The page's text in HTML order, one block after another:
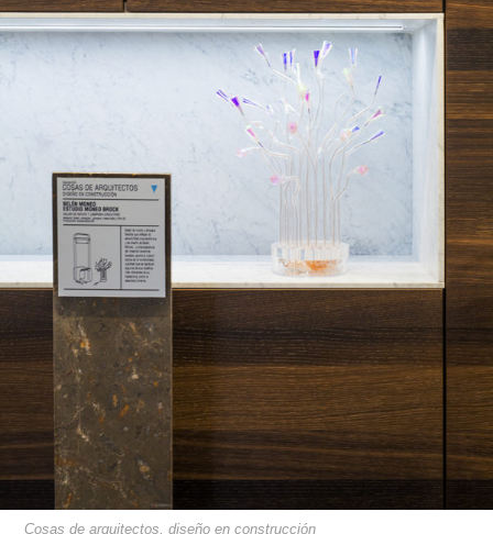
Cosas de arquitectos, diseño en construcción